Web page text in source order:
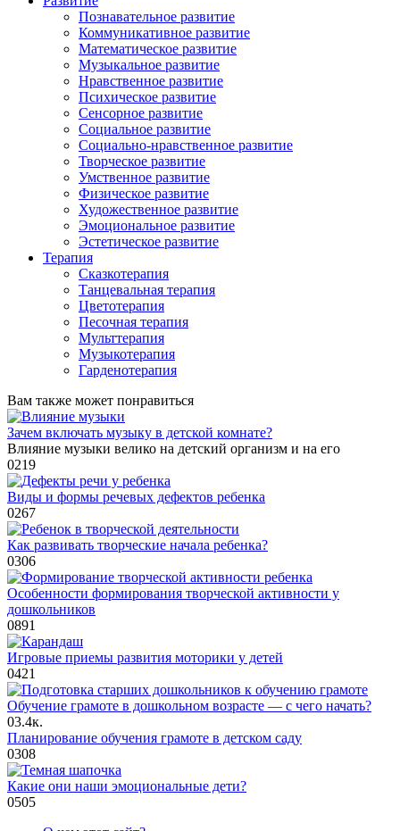
Познавательное развитие
Коммуникативное развитие
Математическое развитие
Музыкальное развитие
Нравственное развитие
Психическое развитие
Сенсорное развитие
Социальное развитие
Социально-нравственное развитие
Творческое развитие
Умственное развитие
Физическое развитие
Художественное развитие
Эмоциональное развитие
Эстетическое развитие
Терапия
Сказкотерапия
Танцевальная терапия
Цветотерапия
Песочная терапия
Мульттерапия
Музыкотерапия
Гарденотерапия
Вам также может понравиться
Зачем включать музыку в детской комнате?
Влияние музыки велико на детский организм и на его
0219
Виды и формы речевых дефектов ребенка
0267
Как развивать творческие начала ребенка?
0306
Особенности формирования творческой активности у
дошкольников
0891
Игровые приемы развития моторики у детей
0421
Обучение грамоте в дошкольном возрасте — с чего начать?
03.4к.
Планирование обучения грамоте в детском саду
0308
Какие они наши эмоциональные дети?
0505